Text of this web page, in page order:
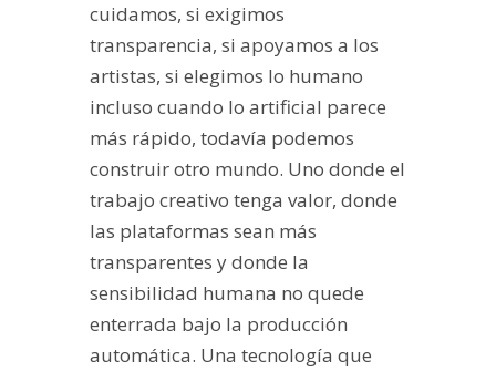
cuidamos, si exigimos
transparencia, si apoyamos a los
artistas, si elegimos lo humano
incluso cuando lo artificial parece
más rápido, todavía podemos
construir otro mundo. Uno donde el
trabajo creativo tenga valor, donde
las plataformas sean más
transparentes y donde la
sensibilidad humana no quede
enterrada bajo la producción
automática. Una tecnología que